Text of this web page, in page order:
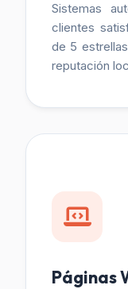
Sistemas
clientes
de 5
reputación
Páginas